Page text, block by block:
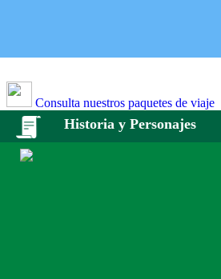
Consulta nuestros paquetes de viaje
Historia y Personajes